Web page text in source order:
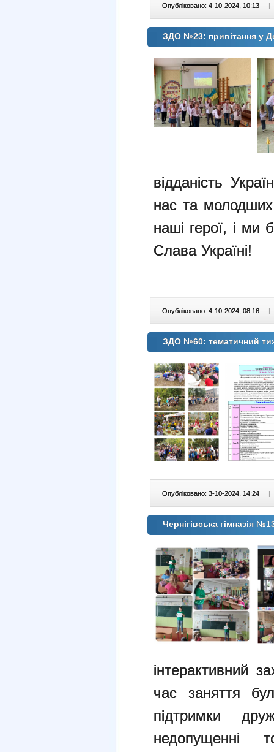
Опубліковано: 4-10-2024, 10:13 |
ЗДО №23: привітання у
відданість
нас та
наші герої, і ми
Слава Україні!
Опубліковано: 4-10-2024, 08:16 |
ЗДО №60: тематичний
Опубліковано: 3-10-2024, 14:24 |
Чернігівська гімназія
інтерактивний
час заняття
підтримки
недопущенні